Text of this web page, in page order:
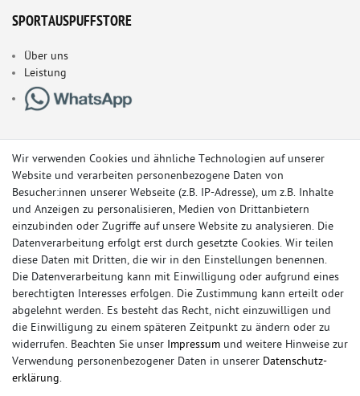
SPORTAUSPUFFSTORE
Über uns
Leistung
© Copyright 2026 Sportauspuff-Store.de - Alle Rechte vorbehalten.
Preisangaben inkl. gesetzlicher MwSt. und zzgl. Versandkosten
Das Internetportal für Sportendschalldämpfer, Komplettanlagen,
Rennsportanlagen, Sportendrohre, Universalteile, Fächerkrümmer,
Vorschalldämpfer, Sportkat, Ersatzrohr und Auspuffzubehör.
Wir verwenden Cookies und ähnliche Technologien auf unserer
Website und verarbeiten personenbezogene Daten von
Besucher:innen unserer Webseite (z.B. IP-Adresse), um z.B. Inhalte
und Anzeigen zu personalisieren, Medien von Drittanbietern
einzubinden oder Zugriffe auf unsere Website zu analysieren. Die
Datenverarbeitung erfolgt erst durch gesetzte Cookies. Wir teilen
diese Daten mit Dritten, die wir in den Einstellungen benennen.
Die Datenverarbeitung kann mit Einwilligung oder aufgrund eines
berechtigten Interesses erfolgen. Die Zustimmung kann erteilt oder
abgelehnt werden. Es besteht das Recht, nicht einzuwilligen und
die Einwilligung zu einem späteren Zeitpunkt zu ändern oder zu
widerrufen. Beachten Sie unser Impressum und weitere Hinweise zur
Verwendung personenbezogener Daten in unserer Daten­schutz­
erklärung.